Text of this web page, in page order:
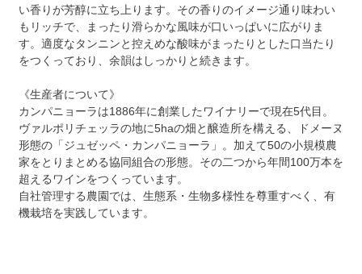
い香りが芳醇に立ち上ります。その香りのイメージ通り味わい
もリッチで、まったり滑らかな風味が口いっぱいに広がりま
す。適度なタンニンと控えめな酸味がまったりとした口当たり
をつくっており、余韻はしっかりと続きます。
《生産者について》
カンパニョーラは1886年に創業したワイナリーで現在5代目。
ヴァルポリチェッラの地に5haの畑と醸造所を構える、ドメーヌ
形態の「ジュゼッペ・カンパニョーラ」。加えて50の小規模農
家をとりまとめる協同組合の形態。その二つから年間100万本を
超えるワインをつくっています。
自社管理する農園では、生態系・生物多様性を尊重すべく、有
機栽培を実践しています。